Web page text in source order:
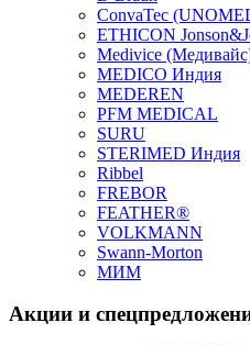
ConvaTec
ETHICON
Medivice
MEDICO Индия
MEDEREN
PFM MEDICAL
SURU
STERIMED Индия
Ribbel
FREBOR
FEATHER®
VOLKMANN
Swann-Morton
МИМ
Акции и